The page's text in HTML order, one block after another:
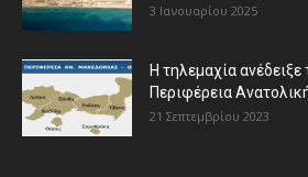
3 Ιανουαρίου 2025
Η τηλεμαχία
Περιφέρεια
21 Σεπτεμβρίου 2023